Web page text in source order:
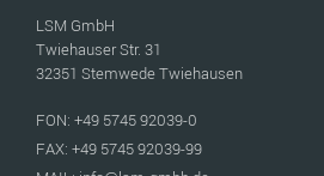
LSM GmbH
Twiehauser Str. 31
32351 Stemwede Twiehausen
FON: +49 5745 92039-0
FAX: +49 5745 92039-99